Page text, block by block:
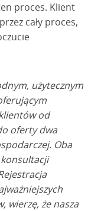
proces. Klient
cały proces,
użytecznym
od
oferty dwa
Oba
wierzę, że nasza